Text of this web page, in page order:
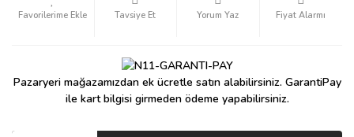
Tavsiye Et Yorum Yaz Fiyat Alarmı
Pazaryeri mağazamızdan ek ücretle satın alabilirsiniz. GarantiPay
ile kart bilgisi girmeden ödeme yapabilirsiniz.